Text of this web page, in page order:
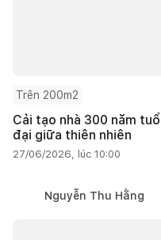
Trên 200m2
Cải tạo nhà 300 năm
đại giữa thiên nhiên
27/06/2026, lúc 10:00
Nguyễn Thu Hằng